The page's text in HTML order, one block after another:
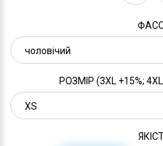
РОЗМІР (3XL +15%;